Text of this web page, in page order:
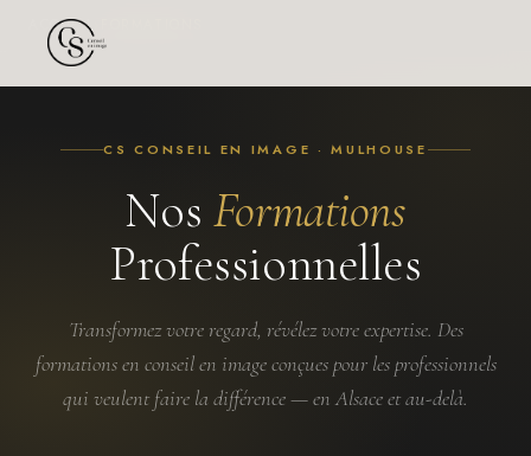
ACCUEIL
CS CONSEIL EN IMAGE · MULHOUSE
Nos Formations
Professionnelles
Transformez votre regard, révélez votre expertise. Des
formations en conseil en image conçues pour les professionnels
qui veulent faire la différence — en Alsace et au-delà.